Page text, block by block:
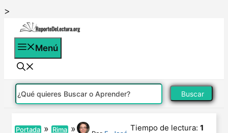
>
contenido
Menú
Buscar
Portada » Rima » Tiempo de lectura: 1